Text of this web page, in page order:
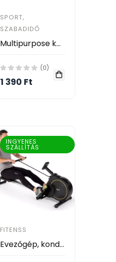
SPORT,
SZABADIDŐ
Multipurpose kötél – PET szálas, univerzális felhasználásra- 10 méter
(0)
1 390 Ft
INGYENES
SZÁLLÍTÁS
FITENSS
Evezőgép, kondigép, edzőkészlet, 16 program LCD kijelző